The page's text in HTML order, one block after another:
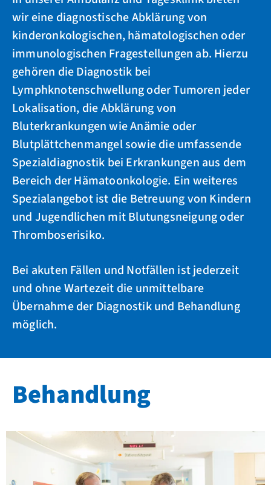
wir eine diagnostische Abklärung von
kinderonkologischen, hämatologischen oder
immunologischen Fragestellungen ab. Hierzu
gehören die Diagnostik bei
Lymphknotenschwellung oder Tumoren jeder
Lokalisation, die Abklärung von
Bluterkrankungen wie Anämie oder
Blutplättchenmangel sowie die umfassende
Spezialdiagnostik bei Erkrankungen aus dem
Bereich der Hämatoonkologie. Ein weiteres
Spezialangebot ist die Betreuung von Kindern
und Jugendlichen mit Blutungsneigung oder
Thromboserisiko.
Bei akuten Fällen und Notfällen ist jederzeit
und ohne Wartezeit die unmittelbare
Übernahme der Diagnostik und Behandlung
möglich.
Behandlung